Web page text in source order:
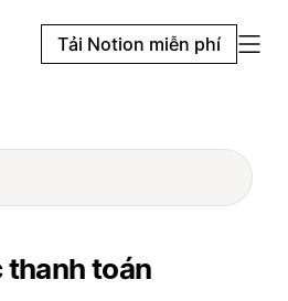
Tải Notion miễn phí
toán